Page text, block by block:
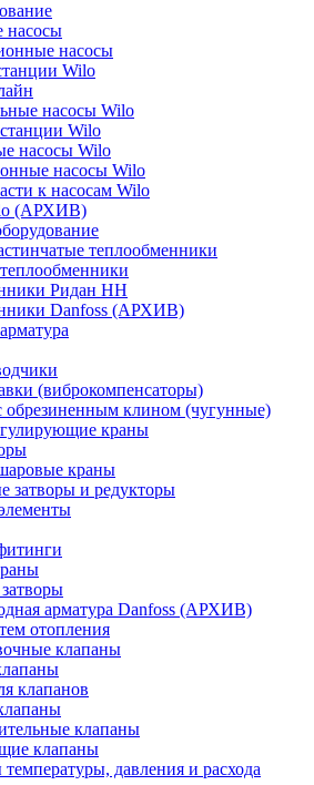
насосы
насосы
Wilo
насосы Wilo
Wilo
насосы Wilo
насосы Wilo
к насосам Wilo
(АРХИВ)
теплообменники
Ридан НН
Danfoss (АРХИВ)
(виброкомпенсаторы)
обрезиненным клином (чугунные)
краны
краны
затворы и редукторы
арматура Danfoss (АРХИВ)
отопления
клапаны
клапанов
клапаны
клапаны
температуры, давления и расхода